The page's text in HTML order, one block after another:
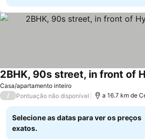
Casa/apartamento inteiro
/ Pontuação não disponível a 16.7 km de
Selecione as datas para ver os preços
exatos.